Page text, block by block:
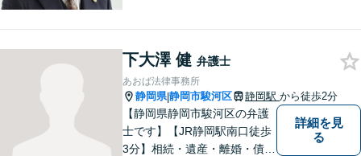
す。法人・個人事業主の事業
再建・債務整理の問題解決に
自信があります。
下大澤 健 弁護士
あおば法律事務所
静岡県|静岡市駿河区 静岡駅 から徒歩2分
【静岡県静岡市駿河区の弁護
士です】【JR静岡駅南口徒歩
3分】相続・遺産・離婚・債務
詳細を見
る